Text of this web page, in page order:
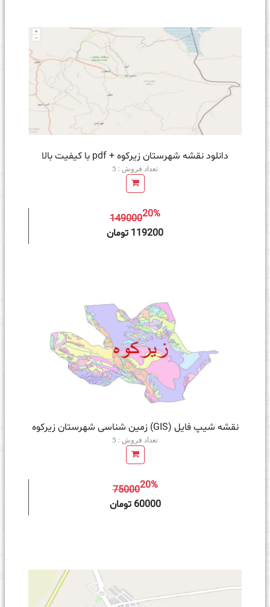
دانلود نقشه شهرستان زیرکوه + pdf با کیفیت بالا
تعداد فروش : 5
14900020%
119200 تومان
نقشه شیپ فایل (GIS) زمین‌ شناسی شهرستان زیرکوه
تعداد فروش : 5
7500020%
60000 تومان